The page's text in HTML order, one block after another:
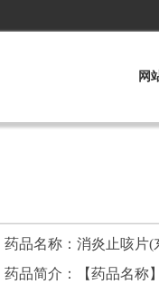
网
药品名称：消炎止咳片(
药品简介：【药品名称